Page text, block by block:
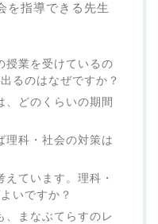
を指導できる先生
授業を受けているの
るのはなぜですか？
、どのくらいの期間
理科・社会の対策は
ています。理科・
いですか？
、まなぶてらすのレ